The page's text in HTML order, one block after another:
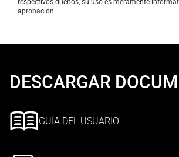
respectivos dueños, su uso es meramente
aprobación.
DESCARGAR
GUÍA DEL USUARIO